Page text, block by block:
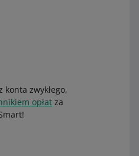
konta zwykłego,
opłat za